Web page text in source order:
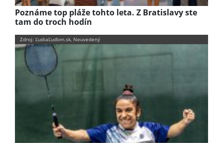
Poznáme top pláže tohto leta. Z Bratislavy ste
tam do troch hodín
Zdroj: ĽudiaĽuďom.sk, Neuvedený